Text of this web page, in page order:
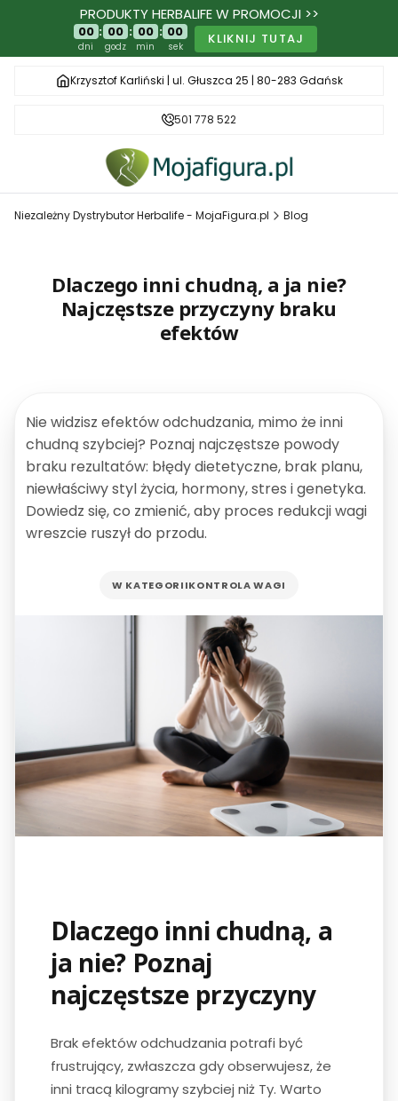
PRODUKTY HERBALIFE W PROMOCJI >>
00
dni
: 00
godz
: 00
min
: 00
sek KLIKNIJ TUTAJ
Krzysztof Karliński | ul. Głuszca 25 | 80-283 Gdańsk
501 778 522
Niezależny Dystrybutor Herbalife - MojaFigura.pl Blog
Dlaczego inni chudną, a ja nie?
Najczęstsze przyczyny braku
efektów
Nie widzisz efektów odchudzania, mimo że inni
chudną szybciej? Poznaj najczęstsze powody
braku rezultatów: błędy dietetyczne, brak planu,
niewłaściwy styl życia, hormony, stres i genetyka.
Dowiedz się, co zmienić, aby proces redukcji wagi
wreszcie ruszył do przodu.
W KATEGORIIKONTROLA WAGI
Dlaczego inni chudną, a
ja nie? Poznaj
najczęstsze przyczyny
Brak efektów odchudzania potrafi być
frustrujący, zwłaszcza gdy obserwujesz, że
inni tracą kilogramy szybciej niż Ty. Warto